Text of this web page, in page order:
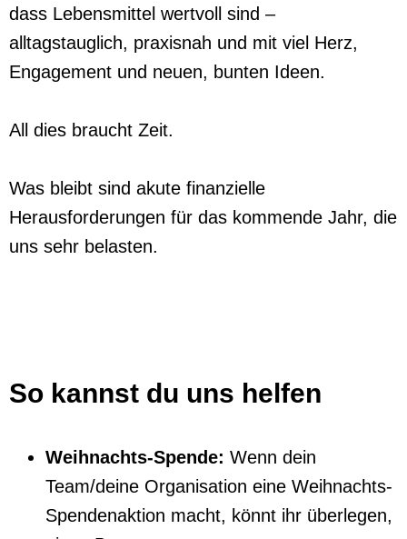
dass Lebensmittel wertvoll sind –
alltagstauglich, praxisnah und mit viel Herz,
Engagement und neuen, bunten Ideen.
All dies braucht Zeit.
Was bleibt sind akute finanzielle
Herausforderungen für das kommende Jahr, die
uns sehr belasten.
So kannst du uns helfen
Weihnachts-Spende: Wenn dein
Team/deine Organisation eine Weihnachts-
Spendenaktion macht, könnt ihr überlegen,